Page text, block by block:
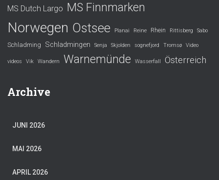
MS Dutch Largo MS Finnmarken
Norwegen Ostsee Planai Reine Rhein Rittisberg Sabo
Schladming Schladmingen Senja Skjolden sognefjord Tromsø Video
videos Vik Wandern Warnemünde Wasserfall Österreich
Archive
JUNI 2026
MAI 2026
APRIL 2026